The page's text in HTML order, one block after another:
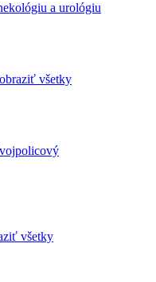
všetky
všetky